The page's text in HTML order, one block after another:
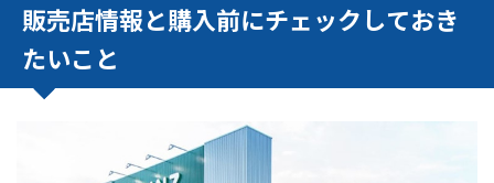
販売店情報と購入前にチェックしておき
たいこと